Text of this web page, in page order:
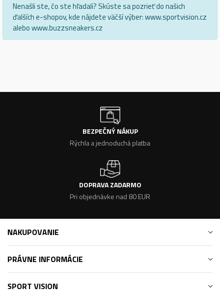
Nenašli ste, čo ste hľadali? Skúste sa pozrieť do našich
ďalších e-shopov, kde nájdete väčší výber: www.sportvision.cz
alebo www.buzzsneakers.cz
BEZPEČNÝ NÁKUP
Rýchla a jednoduchá platba
DOPRAVA ZADARMO
Pri objednávke nad 80 EUR
NAKUPOVANIE
PRÁVNE INFORMÁCIE
SPORT VISION